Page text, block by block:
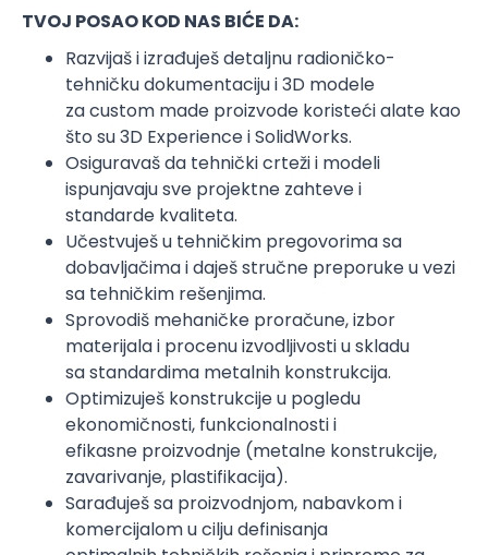
TVOJ POSAO KOD NAS BIĆE DA:
Razvijaš i izrađuješ detaljnu radioničko-
tehničku dokumentaciju i 3D modele
za custom made proizvode koristeći alate kao
što su 3D Experience i SolidWorks.
Osiguravaš da tehnički crteži i modeli
ispunjavaju sve projektne zahteve i
standarde kvaliteta.
Učestvuješ u tehničkim pregovorima sa
dobavljačima i daješ stručne preporuke u vezi
sa tehničkim rešenjima.
Sprovodiš mehaničke proračune, izbor
materijala i procenu izvodljivosti u skladu
sa standardima metalnih konstrukcija.
Optimizuješ konstrukcije u pogledu
ekonomičnosti, funkcionalnosti i
efikasne proizvodnje (metalne konstrukcije,
zavarivanje, plastifikacija).
Sarađuješ sa proizvodnjom, nabavkom i
komercijalom u cilju definisanja